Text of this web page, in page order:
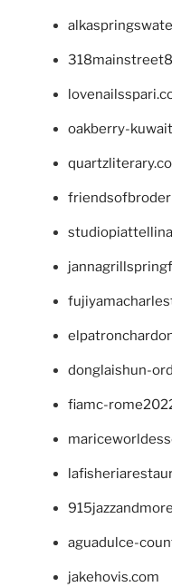
oakberry-
donglaishun-
fiamc-
aguadulce-
jakehovis.com